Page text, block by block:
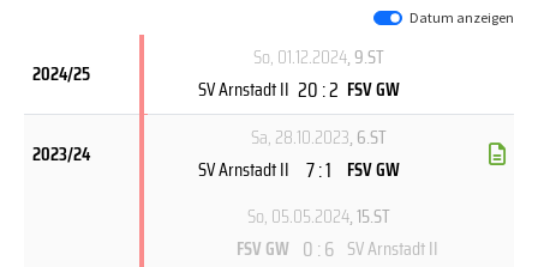
Datum anzeigen
2024/25
So, 01.12.2024, 9.ST
SV Arnstadt II 20 : 2 FSV GW
2023/24
Sa, 28.10.2023, 6.ST
SV Arnstadt II 7 : 1 FSV GW
So, 05.05.2024, 15.ST
FSV GW 0 : 6 SV Arnstadt II